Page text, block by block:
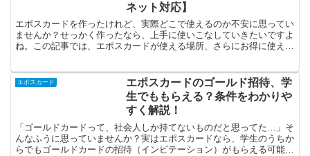
ネット対応】
エポスカードを作ったけれど、実際どこで使えるのか不安に思ってい
ませんか？せっかく作ったなら、上手に使いこなしていきたいですよ
ね。この記事では、エポスカードが使える場所、さらにお得に使える
エポスカード
エポスカードのゴールド招待、学
生でももらえる？条件をわかりや
すく解説！
「ゴールドカードって、社会人しか持てないものだと思ってた…」そ
んなふうに思っていませんか？実はエポスカードなら、学生のうちか
らでもゴールドカードの招待（インビテーション）がもらえる可能性